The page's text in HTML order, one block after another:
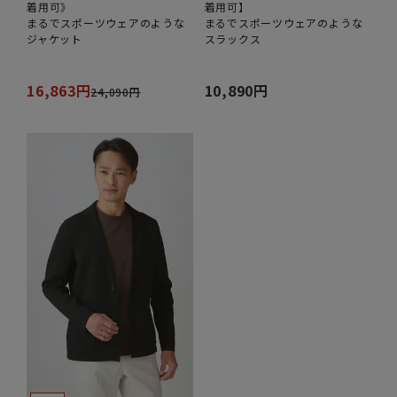
着用可》
まるでスポーツウェアのような
ジャケット
16,863円24,090円
着用可】
まるでスポーツウェアのような
スラックス
10,890円